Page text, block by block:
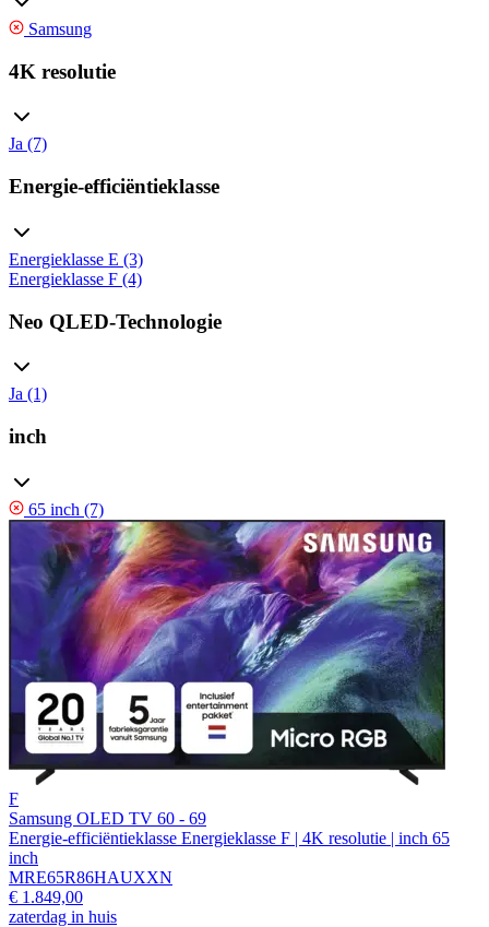
Samsung
4K resolutie
Ja (7)
Energie-efficiëntieklasse
Energieklasse E (3)
Energieklasse F (4)
Neo QLED-Technologie
Ja (1)
inch
65 inch (7)
F
Samsung OLED TV 60 - 69
Energie-efficiëntieklasse Energieklasse F | 4K resolutie | inch 65
inch
MRE65R86HAUXXN
€ 1.849,00
zaterdag in huis